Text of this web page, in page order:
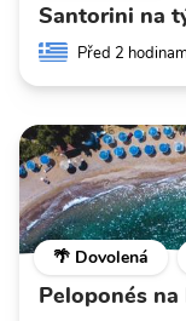
Santorini na
Před 2
🌴 Dovolená
Peloponés